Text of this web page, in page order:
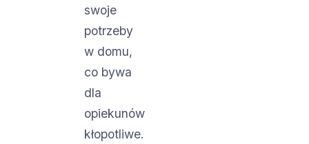
swoje
potrzeby
w domu,
co bywa
dla
opiekunów
kłopotliwe.